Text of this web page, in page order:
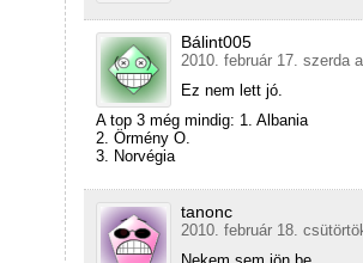
Bálint005
2010. február 17. szerda
Ez nem lett jó.
A top 3 még mindig: 1. Albania
2. Örmény O.
3. Norvégia
tanonc
2010. február 18.